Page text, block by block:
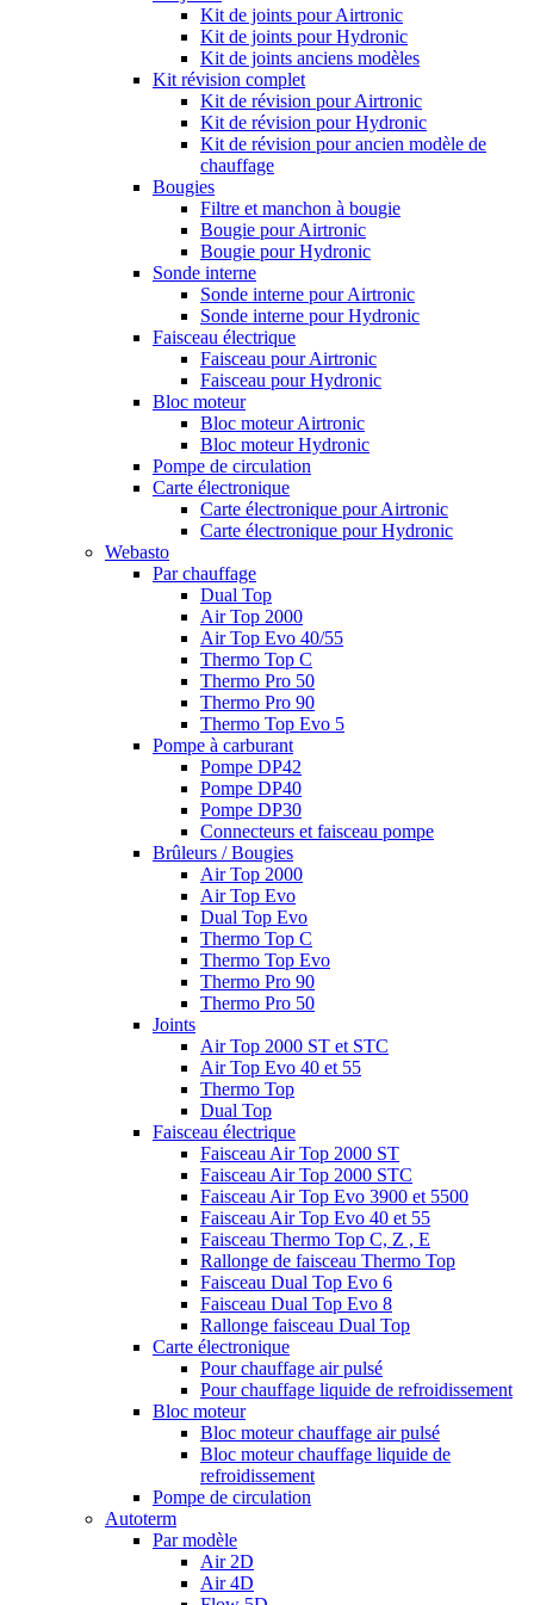
Kit de joints pour Airtronic
Kit de joints pour Hydronic
Kit de joints anciens modèles
Kit révision complet
Kit de révision pour Airtronic
Kit de révision pour Hydronic
Kit de révision pour ancien modèle de
chauffage
Bougies
Filtre et manchon à bougie
Bougie pour Airtronic
Bougie pour Hydronic
Sonde interne
Sonde interne pour Airtronic
Sonde interne pour Hydronic
Faisceau électrique
Faisceau pour Airtronic
Faisceau pour Hydronic
Bloc moteur
Bloc moteur Airtronic
Bloc moteur Hydronic
Pompe de circulation
Carte électronique
Carte électronique pour Airtronic
Carte électronique pour Hydronic
Webasto
Par chauffage
Dual Top
Air Top 2000
Air Top Evo 40/55
Thermo Top C
Thermo Pro 50
Thermo Pro 90
Thermo Top Evo 5
Pompe à carburant
Pompe DP42
Pompe DP40
Pompe DP30
Connecteurs et faisceau pompe
Brûleurs / Bougies
Air Top 2000
Air Top Evo
Dual Top Evo
Thermo Top C
Thermo Top Evo
Thermo Pro 90
Thermo Pro 50
Joints
Air Top 2000 ST et STC
Air Top Evo 40 et 55
Thermo Top
Dual Top
Faisceau électrique
Faisceau Air Top 2000 ST
Faisceau Air Top 2000 STC
Faisceau Air Top Evo 3900 et 5500
Faisceau Air Top Evo 40 et 55
Faisceau Thermo Top C, Z , E
Rallonge de faisceau Thermo Top
Faisceau Dual Top Evo 6
Faisceau Dual Top Evo 8
Rallonge faisceau Dual Top
Carte électronique
Pour chauffage air pulsé
Pour chauffage liquide de refroidissement
Bloc moteur
Bloc moteur chauffage air pulsé
Bloc moteur chauffage liquide de
refroidissement
Pompe de circulation
Autoterm
Par modèle
Air 2D
Air 4D